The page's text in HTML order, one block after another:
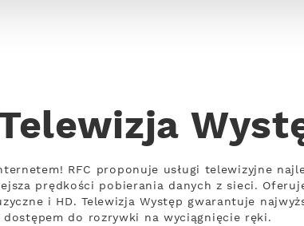
RFC proponuje usługi telewizyjne
prędkości pobierania danych z sieci.
i HD. Telewizja Występ gwarantuje
do rozrywki na wyciągnięcie ręki.